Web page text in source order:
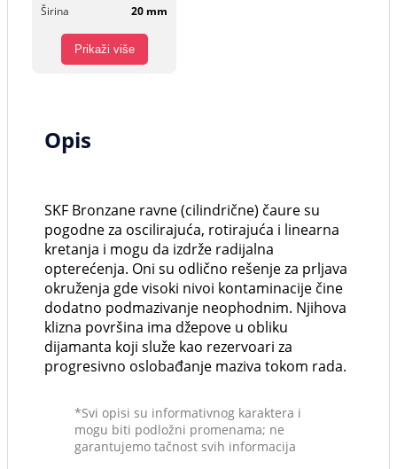
Širina 20 mm
Prikaži više
Opis
SKF Bronzane ravne (cilindrične) čaure su
pogodne za oscilirajuća, rotirajuća i linearna
kretanja i mogu da izdrže radijalna
opterećenja. Oni su odlično rešenje za prljava
okruženja gde visoki nivoi kontaminacije čine
dodatno podmazivanje neophodnim. Njihova
klizna površina ima džepove u obliku
dijamanta koji služe kao rezervoari za
progresivno oslobađanje maziva tokom rada.
*Svi opisi su informativnog karaktera i
mogu biti podložni promenama; ne
garantujemo tačnost svih informacija